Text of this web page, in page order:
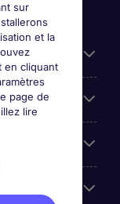
sur
et la
en cliquant
page de
lire